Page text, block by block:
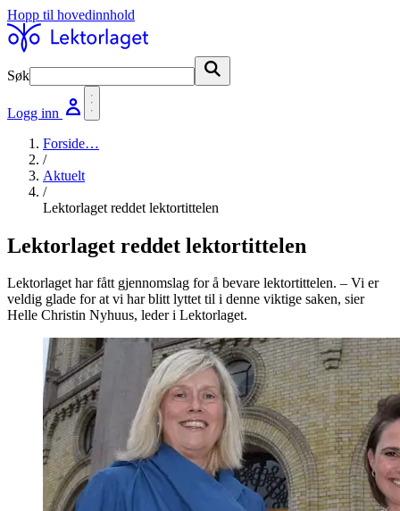
Hopp til hovedinnhold
Søk
Logg inn
Forside…
/
Aktuelt
/
Lektorlaget reddet lektortittelen
Lektorlaget reddet lektortittelen
Lektorlaget har fått gjennomslag for å bevare lektortittelen. – Vi er
veldig glade for at vi har blitt lyttet til i denne viktige saken, sier
Helle Christin Nyhuus, leder i Lektorlaget.